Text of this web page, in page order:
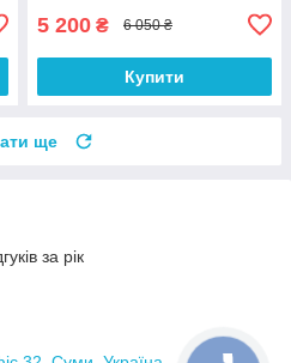
5 200 ₴ 6 050 ₴
Купити
ще
за рік